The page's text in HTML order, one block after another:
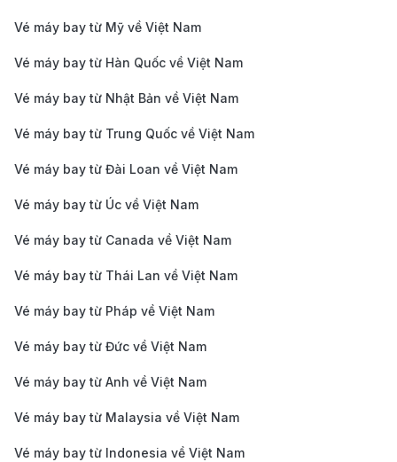
Du khách có thể tham khảo thêm bài viết
Lý do bạn nên đặt vé máy bay từ
Frankfurt đi TP. Hồ Chí Minh tại 190
Booking
Săn vé máy bay từ Frankfurt đi TP. Hồ Chí Minh giá
rẻ trở nên dễ dàng và tiện lợi hơn bao giờ hết khi bạn
đặt vé tại 190 Booking. Không chỉ mang đến mức giá
yên tâm suốt hành trình, từ lúc lên kế hoạch cho đến
khi hạ cánh tại “trái tim” miền Nam Việt Nam.
Vé máy bay từ Mỹ về Việt Nam
Vé máy bay từ Hàn Quốc về Việt Nam
Vé máy bay từ Nhật Bản về Việt Nam
Vé máy bay từ Trung Quốc về Việt Nam
Vé máy bay từ Đài Loan về Việt Nam
Vé máy bay từ Úc về Việt Nam
Vé máy bay từ Canada về Việt Nam
Vé máy bay từ Thái Lan về Việt Nam
Vé máy bay từ Pháp về Việt Nam
Vé máy bay từ Đức về Việt Nam
Vé máy bay từ Anh về Việt Nam
Vé máy bay từ Malaysia về Việt Nam
Vé máy bay từ Indonesia về Việt Nam